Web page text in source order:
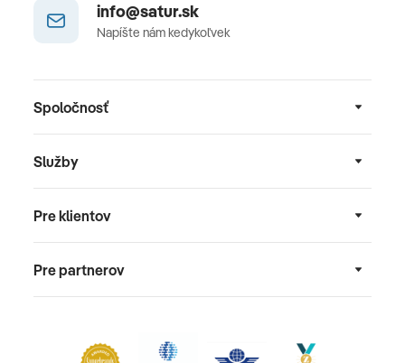
info@satur.sk
Napíšte nám kedykoľvek
Spoločnosť
Služby
Pre klientov
Pre partnerov